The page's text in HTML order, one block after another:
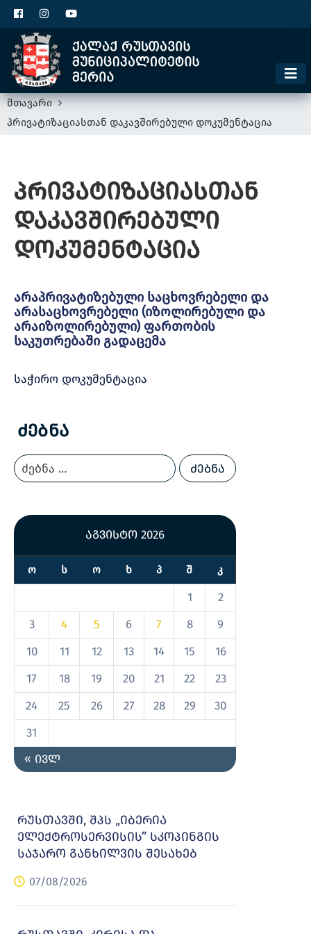
მთავარი
პრივატიზაციასთან დაკავშირებული დოკუმენტაცია
პრივატიზაციასთან
დაკავშირებული
დოკუმენტაცია
არაპრივატიზებული საცხოვრებელი და
არასაცხოვრებელი (იზოლირებული და
არაიზოლირებული) ფართობის
საკუთრებაში გადაცემა
საჭირო დოკუმენტაცია
Ძებნა
აგვისტო 2026
Ო Ს Ო Ხ Პ Შ Კ
1
2
3
4 5 6 7 8
9
10
11 12 13 14 15
16
17
18 19 20 21 22
23
24
25 26 27 28 29
30
31
« ივლ
რუსთავში, შპს „იბერია
ელექტროსერვისის” სკოპინგის
საჯარო განხილვის შესახებ
07/08/2026